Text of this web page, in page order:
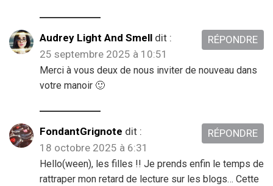
Audrey Light And Smell dit :
25 septembre 2025 à 10:51
Merci à vous deux de nous inviter de nouveau dans
votre manoir 🙂
RÉPONDRE
FondantGrignote dit :
18 octobre 2025 à 6:31
Hello(ween), les filles !! Je prends enfin le temps de
rattraper mon retard de lecture sur les blogs… Cette
RÉPONDRE